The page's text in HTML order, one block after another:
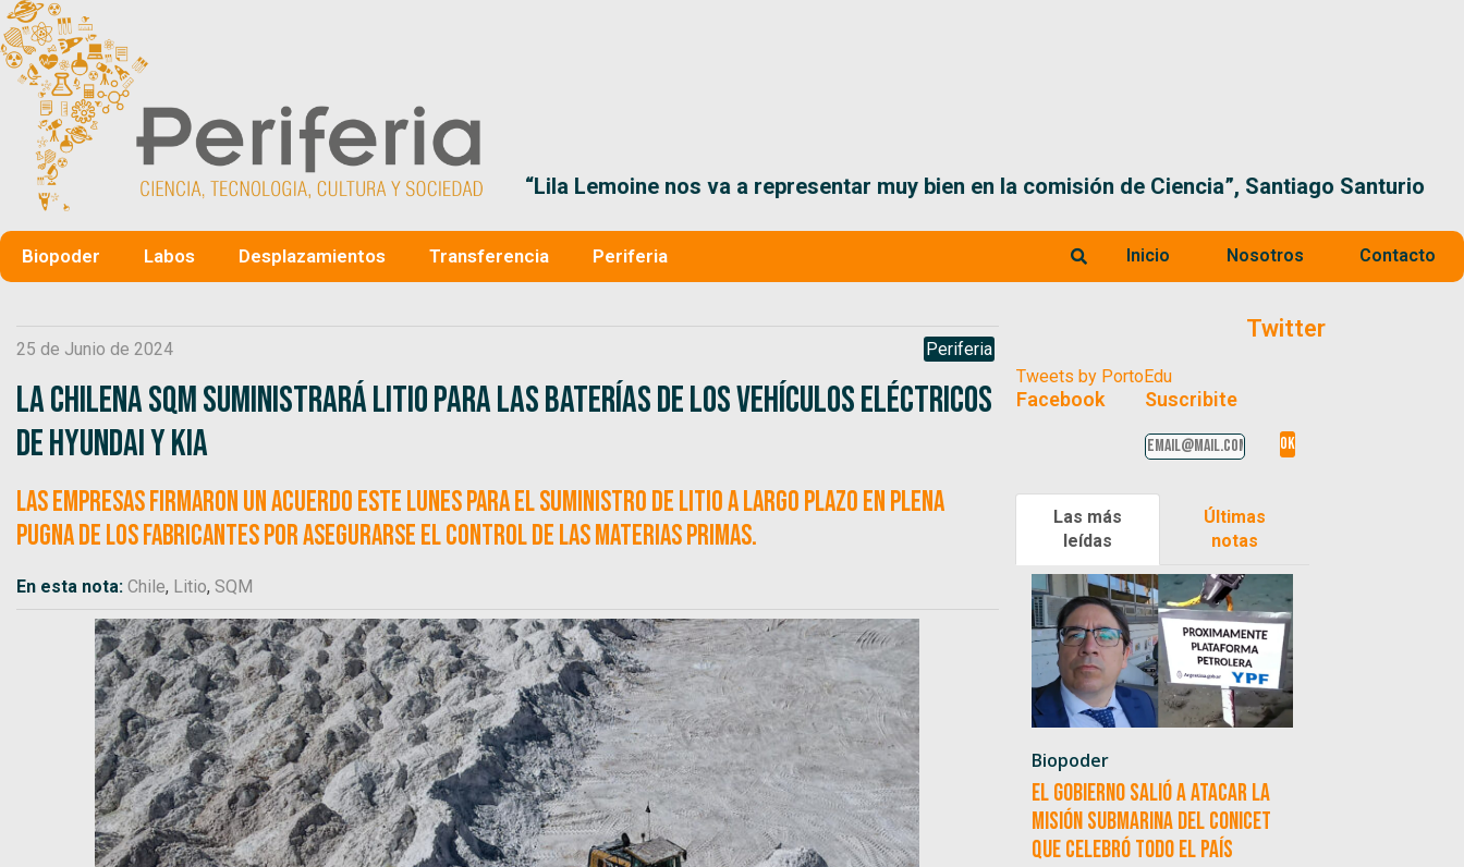
“Lila Lemoine nos va a representar muy bien en la comisión de Ciencia”, Santiago Santurio
Biopoder Labos Desplazamientos Transferencia Periferia Inicio Nosotros Contacto
25 de Junio de 2024 Periferia
La chilena SQM suministrará litio para las baterías de los vehículos eléctricos
de Hyundai y Kia
Las empresas firmaron un acuerdo este lunes para el suministro de litio a largo plazo en plena
pugna de los fabricantes por asegurarse el control de las materias primas.
En esta nota: Chile, Litio, SQM
Twitter
Tweets by PortoEdu
Facebook Suscribite
Las más
leídas
Últimas
notas
Biopoder
El Gobierno salió a atacar la
misión submarina del CONICET
que celebró todo el país